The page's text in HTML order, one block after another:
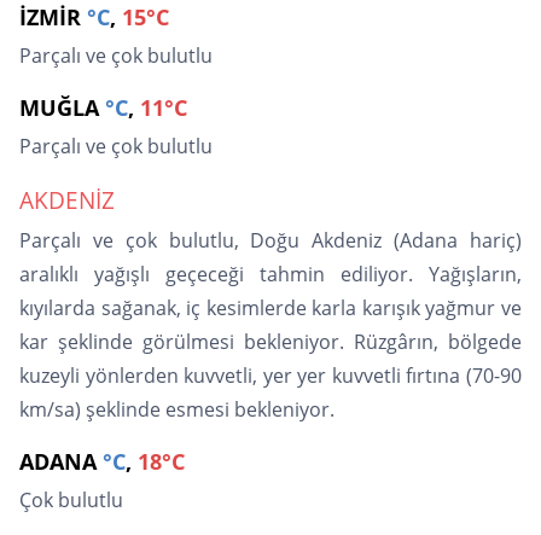
İZMİR °C, 15°C
Parçalı ve çok bulutlu
MUĞLA °C, 11°C
Parçalı ve çok bulutlu
AKDENİZ
Parçalı ve çok bulutlu, Doğu Akdeniz (Adana hariç)
aralıklı yağışlı geçeceği tahmin ediliyor. Yağışların,
kıyılarda sağanak, iç kesimlerde karla karışık yağmur ve
kar şeklinde görülmesi bekleniyor. Rüzgârın, bölgede
kuzeyli yönlerden kuvvetli, yer yer kuvvetli fırtına (70-90
km/sa) şeklinde esmesi bekleniyor.
ADANA °C, 18°C
Çok bulutlu